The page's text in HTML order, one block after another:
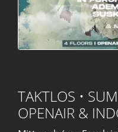
TAKTLOS •
OPENAIR &